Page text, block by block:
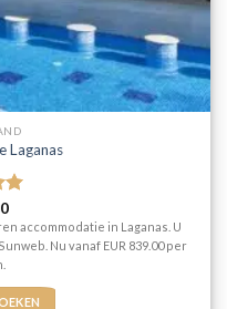
Laganas
accommodatie in Laganas. U
Nu vanaf EUR 839.00 per